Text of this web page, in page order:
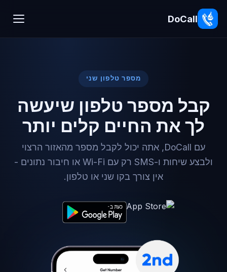
DoCall
מספר טלפון שני
קבל מספר טלפון שיעשה
לך את החיים קלים יותר
עם DoCall, אתה יכול לקבל מספר מהאזור הרצוי
ולבצע שיחות ו-SMS רק עם Wi-Fi או חיבור נתונים -
אין צורך בקו שני או טלפון.